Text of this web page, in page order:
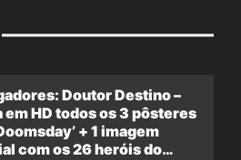
Doutor Destino –
em HD todos os 3 pôsteres
+ 1 imagem
com os 26 heróis do